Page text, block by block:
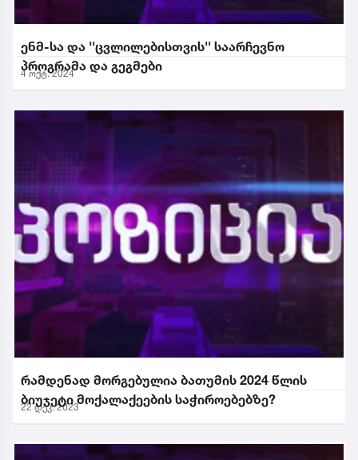
ენმ-სა და ''ცვლილებისთვის'' საარჩევნო
პროგრამა და გეგმები
4 ოქტ. 2024
რამდენად მორგებულია ბათუმის 2024 წლის
ბიუჯეტი მოქალაქეების საჭიროებებზე?
22 დეკ. 2023